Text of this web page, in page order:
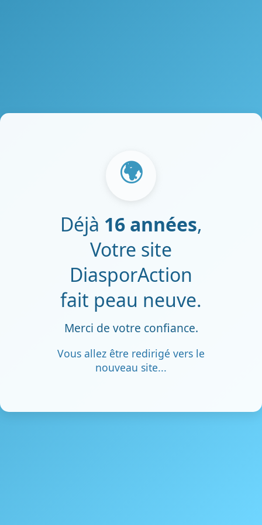
🌍
Déjà 16 années,
Votre site
DiasporAction
fait peau neuve.
Merci de votre confiance.
Vous allez être redirigé vers le
nouveau site...